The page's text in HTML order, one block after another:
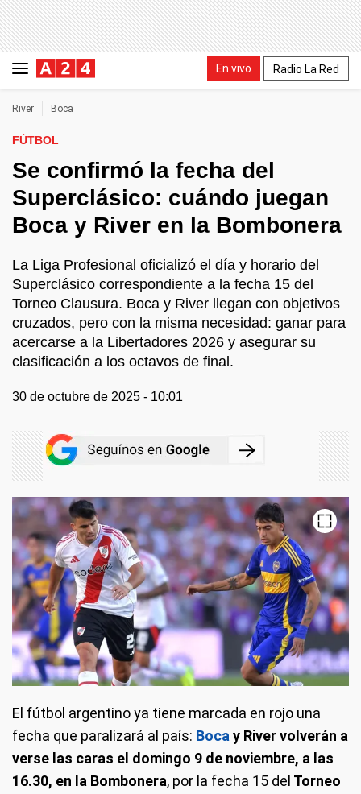
En vivo Radio La Red
River Boca
FÚTBOL
Se confirmó la fecha del
Superclásico: cuándo juegan
Boca y River en la Bombonera
La Liga Profesional oficializó el día y horario del
Superclásico correspondiente a la fecha 15 del
Torneo Clausura. Boca y River llegan con objetivos
cruzados, pero con la misma necesidad: ganar para
acercarse a la Libertadores 2026 y asegurar su
clasificación a los octavos de final.
30 de octubre de 2025 - 10:01
El fútbol argentino ya tiene marcada en rojo una
fecha que paralizará al país: Bocay River volverán a
verse las caras el domingo 9 de noviembre, a las
16.30, en la Bombonera, por la fecha 15 del Torneo